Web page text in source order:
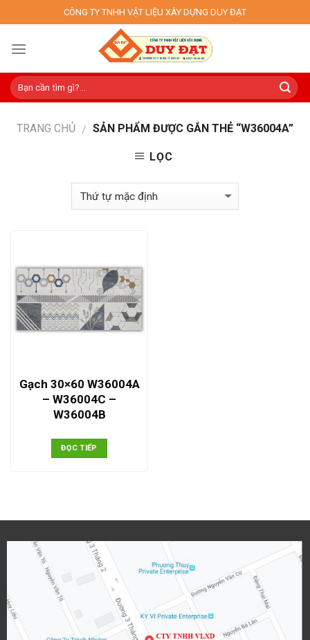
to
content
CÔNG TY TNHH VẬT LIỆU XÂY DỰNG DUY ĐẠT
TRANG CHỦ / SẢN PHẨM ĐƯỢC GẮN THẺ “W36004A”
LỌC
Gạch 30×60 W36004A
– W36004C –
W36004B
ĐỌC TIẾP